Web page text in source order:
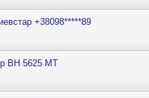
+38098*****89
ВН 5625 МТ